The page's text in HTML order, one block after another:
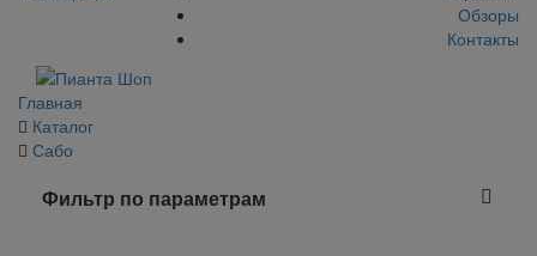
Обзоры
Контакты
Главная
Каталог
Сабо
Фильтр по параметрам